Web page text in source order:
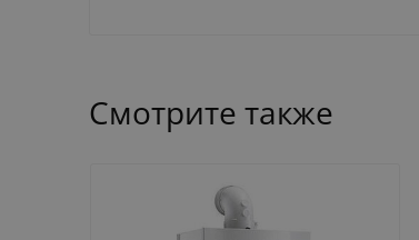
Смотрите также